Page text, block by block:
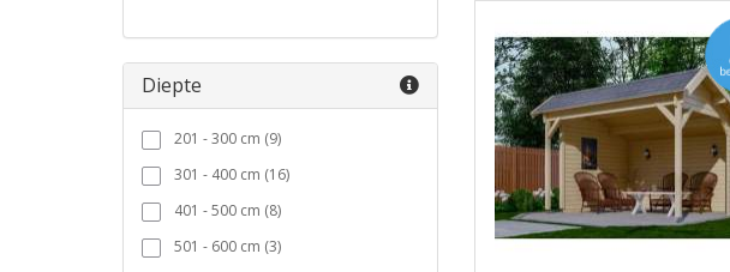
Diepte
201 - 300 cm (9)
301 - 400 cm (16)
401 - 500 cm (8)
501 - 600 cm (3)